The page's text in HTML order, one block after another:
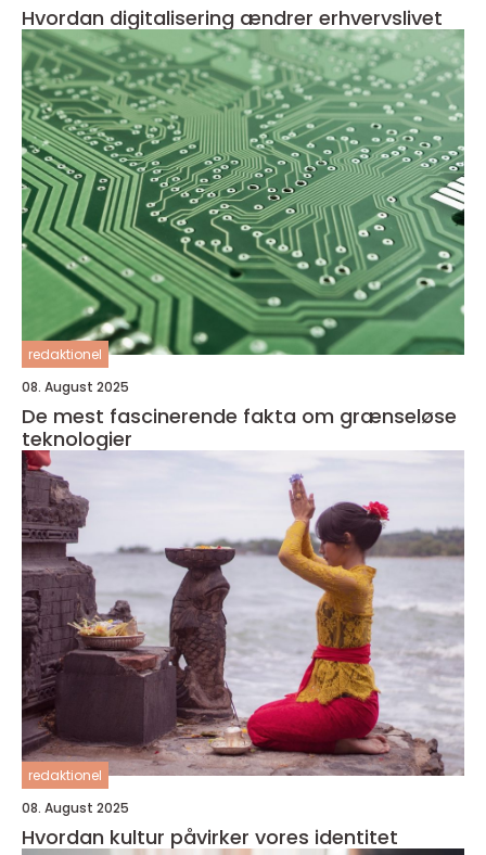
Hvordan digitalisering ændrer erhvervslivet
redaktionel
08. August 2025
De mest fascinerende fakta om grænseløse
teknologier
redaktionel
08. August 2025
Hvordan kultur påvirker vores identitet